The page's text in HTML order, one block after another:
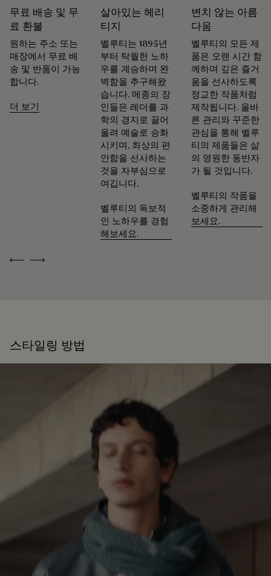
폭넓은 관리 및 복원 서비스를 제공하여 고객님의 소중한 제품
을 오랫동안 아름답게 간직할 수 있도록 최선을 다합니다.
제품의 수명을 늘리는 법
Previous
Next
무료 배송 및 무
료 환불
원하는 주소 또는
매장에서 무료 배
송 및 반품이 가능
합니다.
더 보기
살아있는 헤리
티지
벨루티는 1895년
부터 탁월한 노하
우를 계승하며 완
벽함을 추구해왔
습니다. 메종의 장
인들은 레더를 과
학의 경지로 끌어
올려 예술로 승화
시키며, 최상의 편
안함을 선사하는
것을 자부심으로
여깁니다.
벨루티의 독보적
인 노하우를 경험
해보세요.
변치 않는 아름
다움
벨루티의 모든 제
품은 오랜 시간 함
께하며 깊은 즐거
움을 선사하도록
정교한 작품처럼
제작됩니다. 올바
른 관리와 꾸준한
관심을 통해 벨루
티의 제품들은 삶
의 영원한 동반자
가 될 것입니다.
벨루티의 작품을
소중하게 관리해
보세요.
스타일링 방법